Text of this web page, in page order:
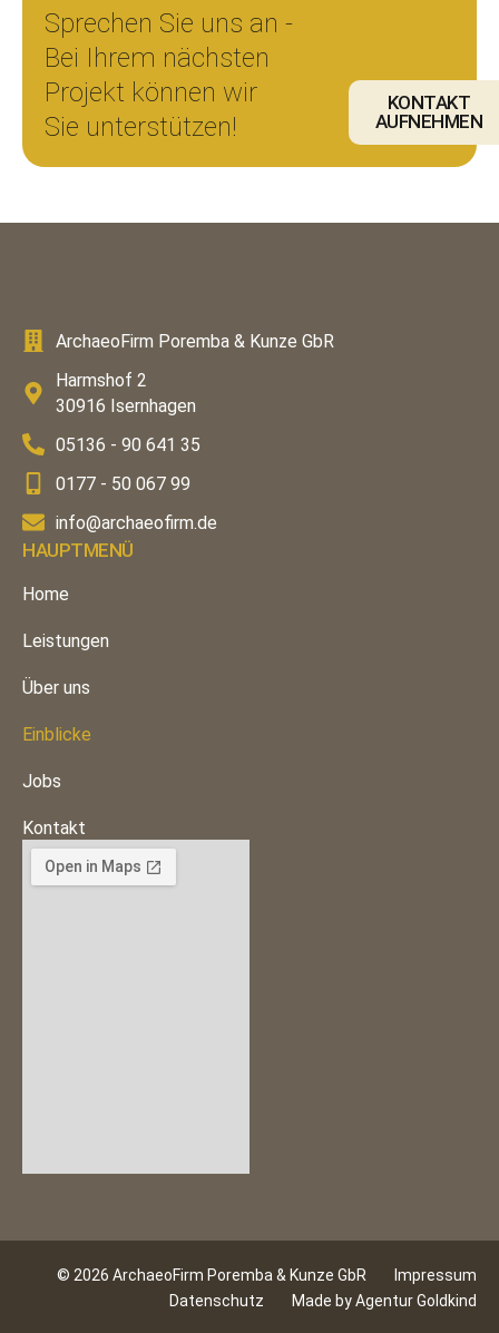
Sprechen Sie uns an -
Bei Ihrem nächsten
Projekt können wir
Sie unterstützen!
KONTAKT
AUFNEHMEN
ArchaeoFirm Poremba & Kunze GbR
Harmshof 2
30916 Isernhagen
05136 - 90 641 35
0177 - 50 067 99
info@archaeofirm.de
HAUPTMENÜ
Home
Leistungen
Über uns
Einblicke
Jobs
Kontakt
© 2026 ArchaeoFirm Poremba & Kunze GbR
Impressum
Datenschutz
Made by Agentur Goldkind